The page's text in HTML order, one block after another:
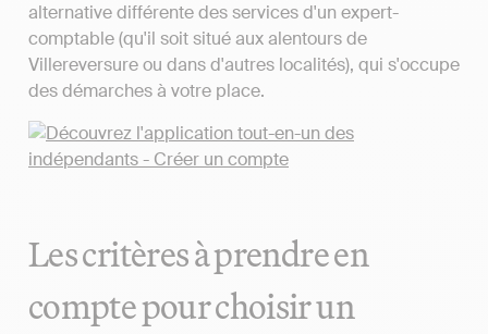
alternative différente des services d'un expert-
comptable (qu'il soit situé aux alentours de
Villereversure ou dans d'autres localités), qui s'occupe
des démarches à votre place.
Les critères à prendre en
compte pour choisir un